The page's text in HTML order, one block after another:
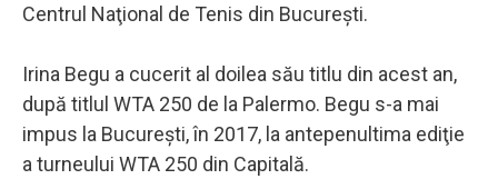
Centrul Naţional de Tenis din Bucureşti.
Irina Begu a cucerit al doilea său titlu din acest an,
după titlul WTA 250 de la Palermo. Begu s-a mai
impus la Bucureşti, în 2017, la antepenultima ediţie
a turneului WTA 250 din Capitală.